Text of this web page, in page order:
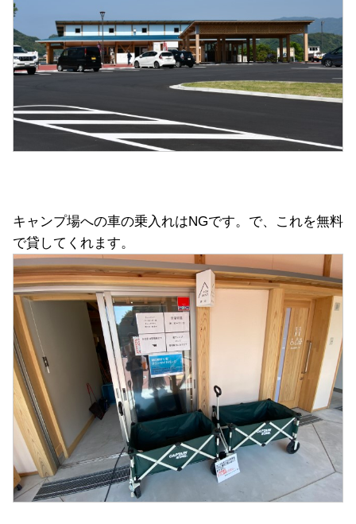
キャンプ場への車の乗入れはNGです。で、これを無料
で貸してくれます。